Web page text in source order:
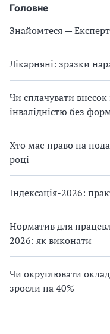
Головне
Знайомтеся —
Лікарняні: зразки
Чи сплачувати
інвалідністю без
Хто має право на
році
Індексація-2026:
Норматив для
2026: як виконати
Чи округлювати
зросли на 40%